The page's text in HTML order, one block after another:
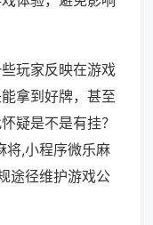
玩家反映在游戏
拿到好牌，甚至
疑是不是有挂？
将,小程序微乐麻
途径维护游戏公